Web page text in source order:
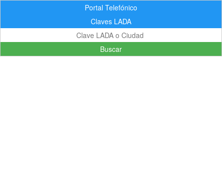
Portal Telefónico
Claves LADA
Buscar